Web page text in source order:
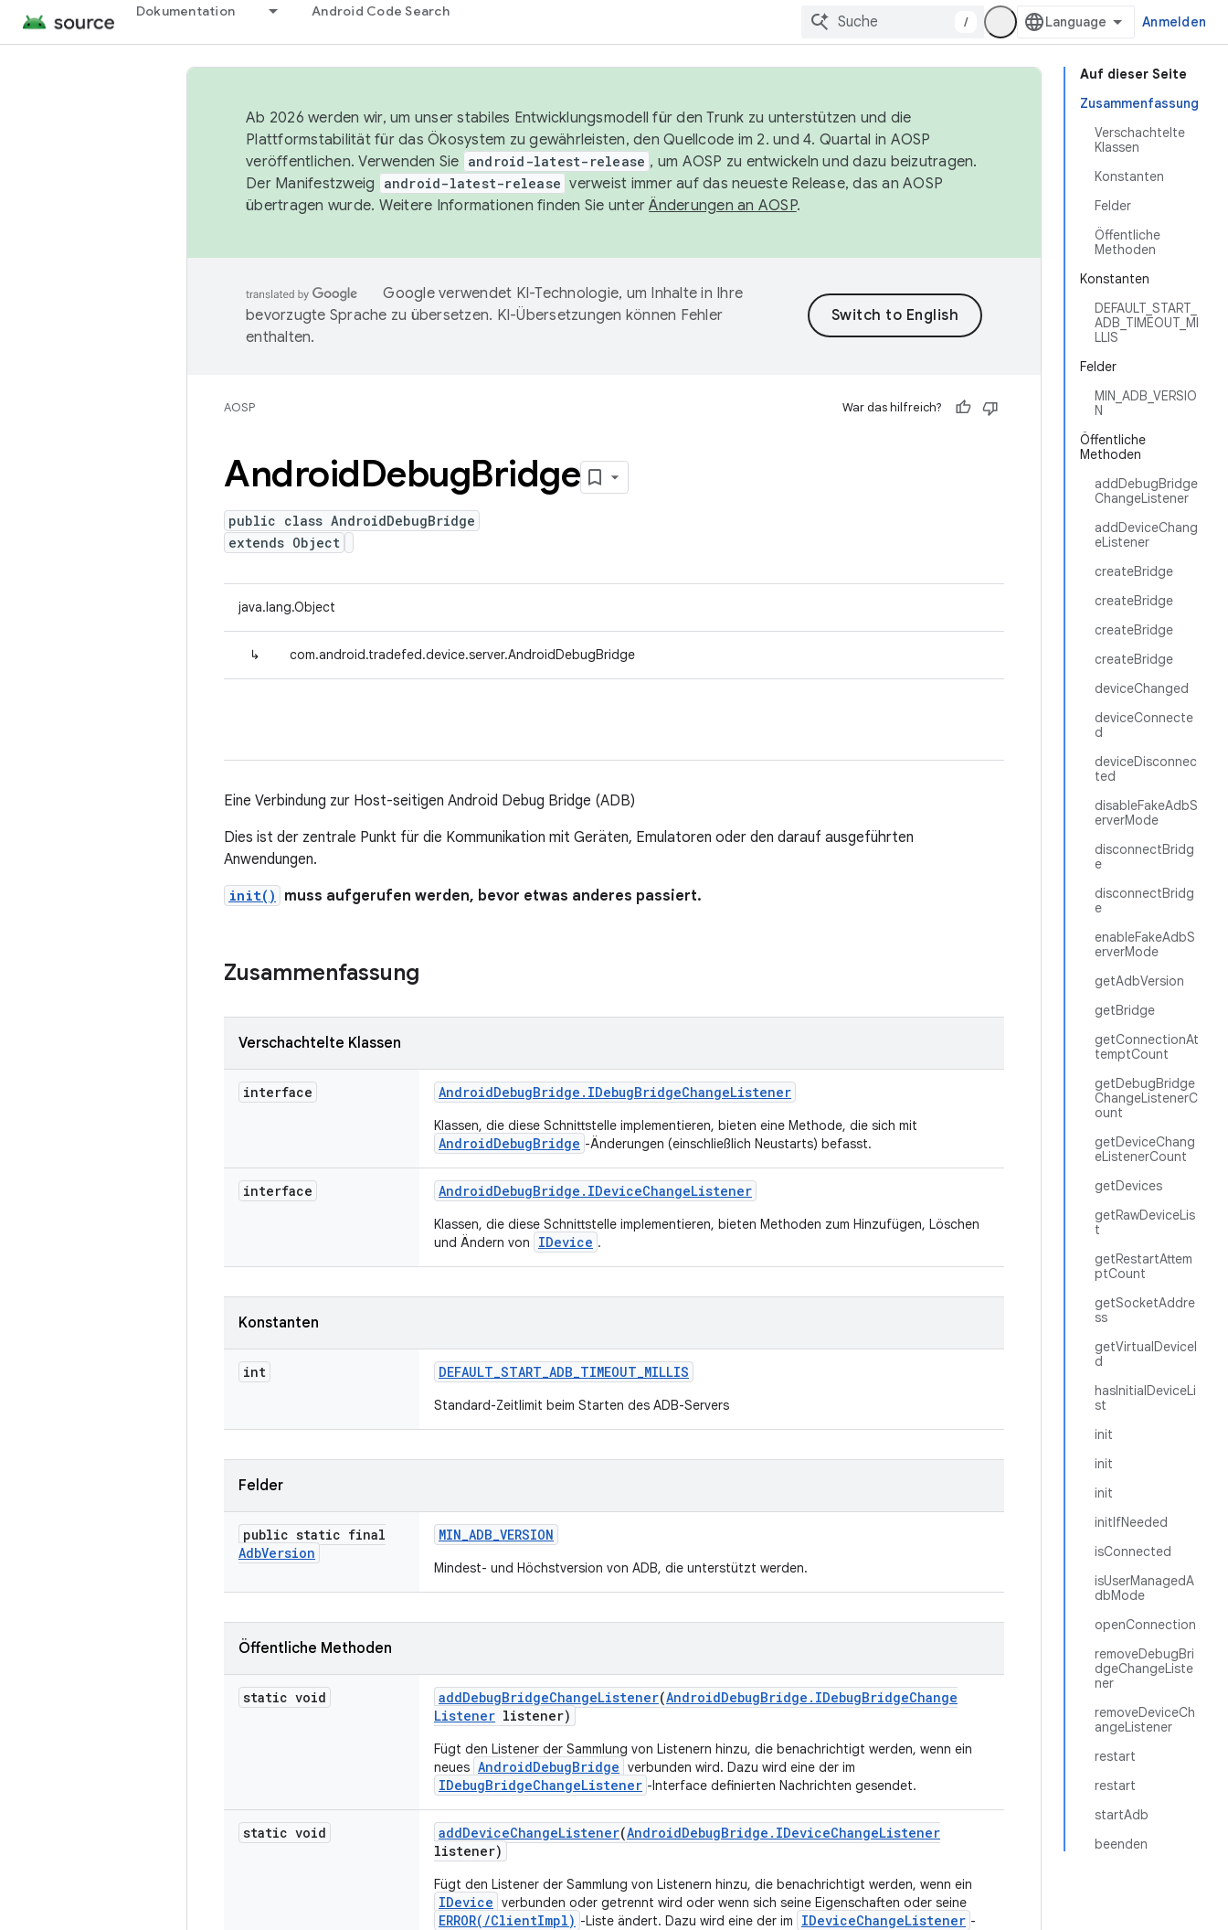
Dokumentation Android Code Search
/ Anmelden
Auf dieser Seite
Zusammenfassung
Verschachtelte
Klassen
Konstanten
Felder
Öffentliche
Methoden
Konstanten
DEFAULT_START_
ADB_TIMEOUT_MI
LLIS
Felder
MIN_ADB_VERSIO
N
Öffentliche
Methoden
addDebugBridge
ChangeListener
addDeviceChang
eListener
createBridge
createBridge
createBridge
createBridge
deviceChanged
deviceConnecte
d
deviceDisconnec
ted
disableFakeAdbS
erverMode
disconnectBridg
e
disconnectBridg
e
enableFakeAdbS
erverMode
getAdbVersion
getBridge
getConnectionAt
temptCount
getDebugBridge
ChangeListenerC
ount
getDeviceChang
eListenerCount
getDevices
getRawDeviceLis
t
getRestartAttem
ptCount
getSocketAddre
ss
getVirtualDeviceI
d
hasInitialDeviceLi
st
init
init
init
initIfNeeded
isConnected
isUserManagedA
dbMode
openConnection
removeDebugBri
dgeChangeListe
ner
removeDeviceCh
angeListener
restart
restart
startAdb
beenden
Ab 2026 werden wir, um unser stabiles Entwicklungsmodell für den Trunk zu unterstützen und die
Plattformstabilität für das Ökosystem zu gewährleisten, den Quellcode im 2. und 4. Quartal in AOSP
veröffentlichen. Verwenden Sie android-latest-release , um AOSP zu entwickeln und dazu beizutragen.
Der Manifestzweig
android-latest-release verweist immer auf das neueste Release, das an AOSP
übertragen wurde. Weitere Informationen finden Sie unterÄnderungen an AOSP.
Google verwendet KI-Technologie, um Inhalte in Ihre
bevorzugte Sprache zu übersetzen. KI-Übersetzungen können Fehler
enthalten.
AOSP War das hilfreich?
AndroidDebugBridge
public class AndroidDebugBridge
extends Object
java.lang.Object
↳ com.android.tradefed.device.server.AndroidDebugBridge
Eine Verbindung zur Host-seitigen Android Debug Bridge (ADB)
Dies ist der zentrale Punkt für die Kommunikation mit Geräten, Emulatoren oder den darauf ausgeführten
Anwendungen.
init() muss aufgerufen werden, bevor etwas anderes passiert.
Zusammenfassung
Verschachtelte Klassen
interface AndroidDebugBridge . IDebugBridgeChangeListener
Klassen, die diese Schnittstelle implementieren, bieten eine Methode, die sich mit
AndroidDebugBridge -Änderungen (einschließlich Neustarts) befasst.
interface AndroidDebugBridge . IDeviceChangeListener
Klassen, die diese Schnittstelle implementieren, bieten Methoden zum Hinzufügen, Löschen
und Ändern von
IDevice .
Konstanten
int DEFAULT_START_ADB_TIMEOUT_MILLIS
Standard-Zeitlimit beim Starten des ADB-Servers
Felder
public static final
AdbVersion
MIN_ADB_VERSION
Mindest- und Höchstversion von ADB, die unterstützt werden.
Öffentliche Methoden
static void addDebugBridgeChangeListener(AndroidDebugBridge . IDebugBridgeChange
Listener listener)
Fügt den Listener der Sammlung von Listenern hinzu, die benachrichtigt werden, wenn ein
neues AndroidDebugBridge verbunden wird. Dazu wird eine der im
IDebugBridgeChangeListener -Interface definierten Nachrichten gesendet.
static void addDeviceChangeListener(AndroidDebugBridge . IDeviceChangeListener
listener)
Fügt den Listener der Sammlung von Listenern hinzu, die benachrichtigt werden, wenn ein
IDevice verbunden oder getrennt wird oder wenn sich seine Eigenschaften oder seine
ERROR(/ClientImpl) -Liste ändert. Dazu wird eine der im IDeviceChangeListener -